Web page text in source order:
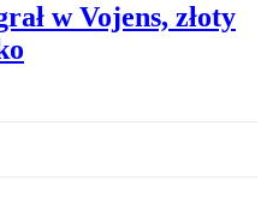
w Vojens, złoty